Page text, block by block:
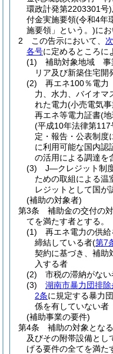
環政計発第2203301号)
付金実施要領(令和4年
施要領」という。)に
2
この告示において、
各号に定めるところに
(1)
補助対象地域 事
リア及び新築住宅開
(2)
再エネ100％電
力、水力、バイオマ
れた電力(小売電気
再エネ等電力証書(
(平成10年法律第117
定・報告・公表制度
に利用可能な国内認
の活用による調達を
(3)
J―クレジット制
ための取組による温
レジットとして国が
(補助の対象者)
第3条
補助金の交付の
てを満たす者とする。
(1)
再エネ電力の供
締結している者(第7
契約に基づき、補助
入する者
(2)
市税の滞納がない
(3)
湖南市暴力団排除
2条に規定する暴力
係を有していない者
(補助事業の要件)
第4条
補助の対象とな
及びその附帯設備とし
げる要件の全てを満た